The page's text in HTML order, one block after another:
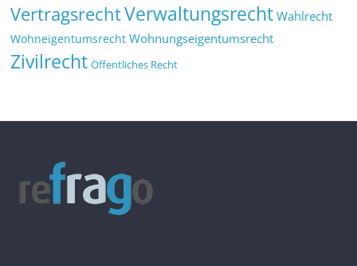
VertragsrechtVerwaltungsrecht Wahlrecht
Wohneigentumsrecht Wohnungseigentumsrecht
Zivilrecht Öffentliches Recht